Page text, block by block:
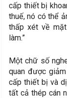
cấp thiết bị
thuế, nó có thể
thấp xét về
làm.”
Một chữ số
quan được
cấp thiết bị và
tất cả thép cán